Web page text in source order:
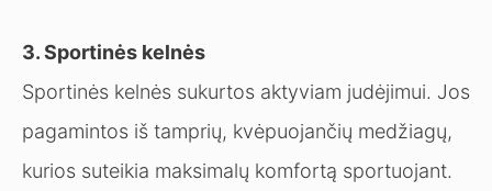
3. Sportinės kelnės
Sportinės kelnės sukurtos aktyviam judėjimui. Jos
pagamintos iš tamprių, kvėpuojančių medžiagų,
kurios suteikia maksimalų komfortą sportuojant.